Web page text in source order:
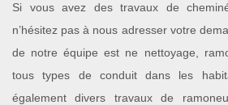
Si vous avez des travaux de
n’hésitez pas à nous adresser votre
de notre équipe est ne nettoyage,
tous types de conduit dans les
également divers travaux de